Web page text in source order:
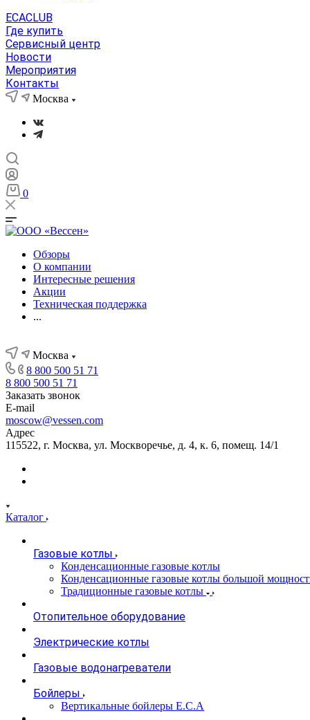
ECACLUB
Где купить
Сервисный центр
Новости
Мероприятия
Контакты
Москва
0
Обзоры
О компании
Интересные решения
Акции
Техническая поддержка
...
Москва
8 800 500 51 71
8 800 500 51 71
Заказать звонок
E-mail
moscow@vessen.com
Адрес
115522, г. Москва, ул. Москворечье, д. 4, к. 6, помещ. 14/1
Каталог
Газовые котлы
Конденсационные газовые котлы
Конденсационные газовые котлы большой
Традиционные газовые котлы
Отопительное оборудование
Электрические котлы
Газовые водонагреватели
Бойлеры
Вертикальные бойлеры E.C.A